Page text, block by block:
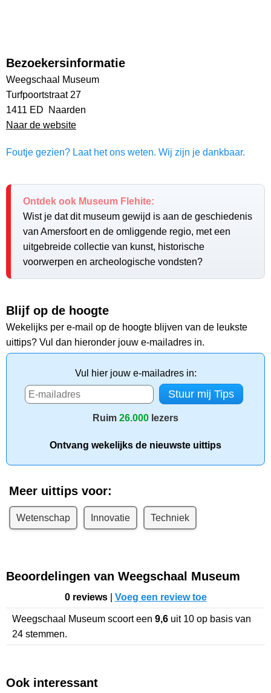
Bezoekersinformatie
Weegschaal Museum
Turfpoortstraat 27
1411 ED Naarden
Naar de website
Foutje gezien? Laat het ons weten. Wij zijn je dankbaar.
Ontdek ook Museum Flehite:
Wist je dat dit museum gewijd is aan de geschiedenis
van Amersfoort en de omliggende regio, met een
uitgebreide collectie van kunst, historische
voorwerpen en archeologische vondsten?
Blijf op de hoogte
Wekelijks per e-mail op de hoogte blijven van de leukste
uittips? Vul dan hieronder jouw e-mailadres in.
Vul hier jouw e-mailadres in:
Ruim 26.000 lezers
Ontvang wekelijks de nieuwste uittips
Meer uittips voor:
Wetenschap Innovatie Techniek
Beoordelingen van Weegschaal Museum
0 reviews| Voeg een review toe
Weegschaal Museum scoort een 9,6 uit 10 op basis van
24 stemmen.
Ook interessant